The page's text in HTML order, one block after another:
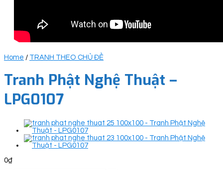
Home / TRANH THEO CHỦ ĐỀ
Tranh Phật Nghệ Thuật –
LPG0107
0₫